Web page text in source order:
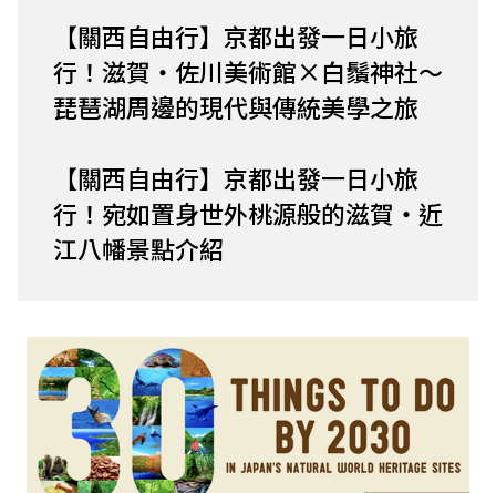
【關西自由行】京都出發一日小旅
行！滋賀・佐川美術館×白鬚神社～
琵琶湖周邊的現代與傳統美學之旅
【關西自由行】京都出發一日小旅
行！宛如置身世外桃源般的滋賀・近
江八幡景點介紹